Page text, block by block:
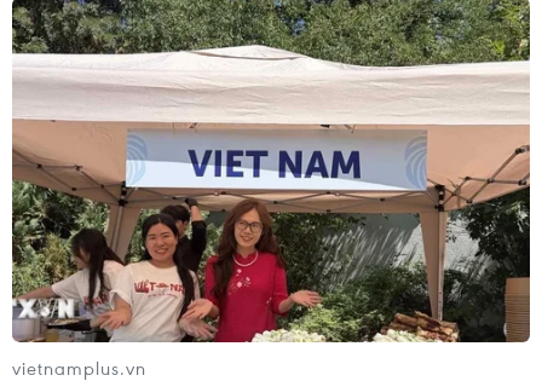
Bên cạnh việc tiêm phòng, chính phủ Indonesia
cũng đang thực hiện các biện pháp khác như
đảm bảo an toàn sinh học, điều trị, xét nghiệm
gia súc và siết chặt việc giết mổ gia súc nhằm
không chế dịch lây lan.
Thống kê cho thấy đến nay, 24 trong số 37 tỉnh
tại Indonesia đã ghi nhận các trường hợp gia
súc mắc bệnh FMD./.
vietnamplus.vn